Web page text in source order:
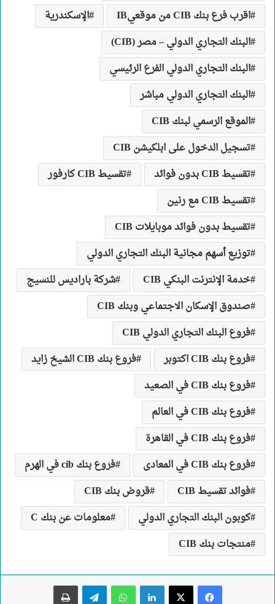
اقرب فرع بنك CIB من موقعيIB
الإسكندرية
البنك التجاري الدولي – مصر (CIB)
البنك التجاري الدولي الفرع الرئيسي
البنك التجاري الدولي مباشر
الموقع الرسمي لبنك CIB
تسجيل الدخول على ابلكيشن CIB
تقسيط CIB بدون فوائد
تقسيط CIB كارفور
تقسيط CIB مع رنين
تقسيط بدون فوائد موبايلات CIB
توزيع أسهم مجانية البنك التجاري الدولي
خدمة الإنترنت البنكي CIB
شركة باراديس للنسيج
صندوق الإسكان الاجتماعي وبنك CIB
فروع البنك التجاري الدولي CIB
فروع بنك CIB اكتوبر
فروع بنك CIB الشيخ زايد
فروع بنك CIB في الصعيد
فروع بنك CIB في العالم
فروع بنك CIB في القاهرة
فروع بنك CIB في المعادى
فروع بنك cib في الهرم
فوائد تقسيط CIB
قروض بنك CIB
كوبون البنك التجاري الدولي
معلومات عن بنك C
منتجات بنك CIB
لينكدإن واتساب تيلقرام طباعة